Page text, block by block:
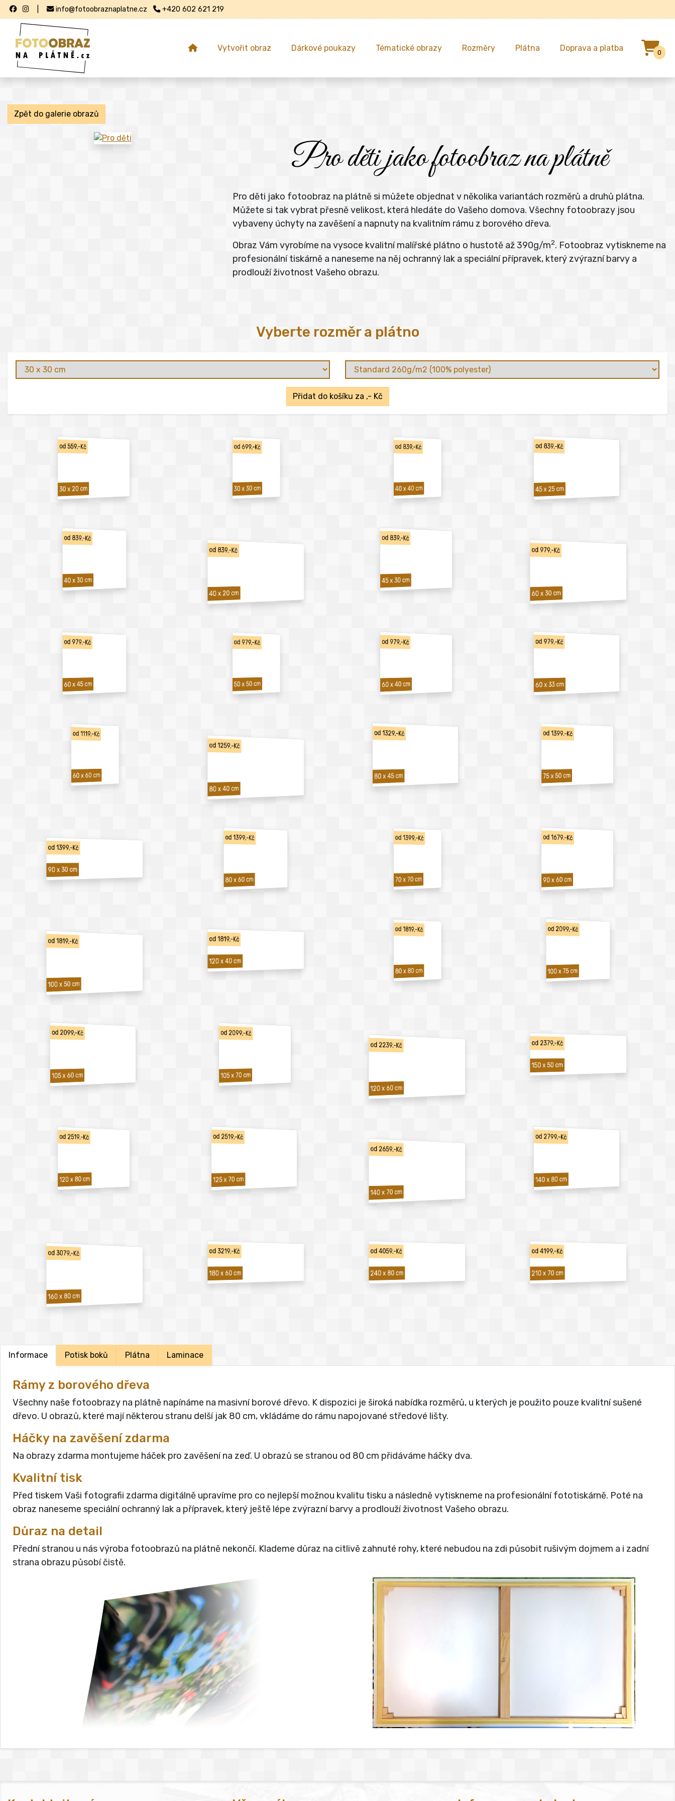
info@fotoobraznaplatne.cz +420 602 621 219
Vytvořit obraz Dárkové poukazy Tématické obrazy Rozměry Plátna Doprava a platba 0
Zpět do galerie obrazů
Pro děti jako fotoobraz na plátně
Pro děti jako fotoobraz na plátně si můžete objednat v několika variantách rozměrů a druhů plátna.
Můžete si tak vybrat přesně velikost, která hledáte do Vašeho domova. Všechny fotoobrazy jsou
vybaveny úchyty na zavěšení a napnuty na kvalitním rámu z borového dřeva.
Obraz Vám vyrobíme na vysoce kvalitní malířské plátno o hustotě až 390g/m2. Fotoobraz vytiskneme na
profesionální tiskárně a naneseme na něj ochranný lak a speciální přípravek, který zvýrazní barvy a
prodlouží životnost Vašeho obrazu.
Vyberte rozměr a plátno
Přidat do košíku za ,- Kč
od 559,-Kč
30 x 20 cm
od 699,-Kč
30 x 30 cm
od 839,-Kč
40 x 40 cm
od 839,-Kč
45 x 25 cm
od 839,-Kč
40 x 30 cm
od 839,-Kč
40 x 20 cm
od 839,-Kč
45 x 30 cm
od 979,-Kč
60 x 30 cm
od 979,-Kč
60 x 45 cm
od 979,-Kč
50 x 50 cm
od 979,-Kč
60 x 40 cm
od 979,-Kč
60 x 33 cm
od 1119,-Kč
60 x 60 cm
od 1259,-Kč
80 x 40 cm
od 1329,-Kč
80 x 45 cm
od 1399,-Kč
75 x 50 cm
od 1399,-Kč
90 x 30 cm
od 1399,-Kč
80 x 60 cm
od 1399,-Kč
70 x 70 cm
od 1679,-Kč
90 x 60 cm
od 1819,-Kč
100 x 50 cm
od 1819,-Kč
120 x 40 cm
od 1819,-Kč
80 x 80 cm
od 2099,-Kč
100 x 75 cm
od 2099,-Kč
105 x 60 cm
od 2099,-Kč
105 x 70 cm
od 2239,-Kč
120 x 60 cm
od 2379,-Kč
150 x 50 cm
od 2519,-Kč
120 x 80 cm
od 2519,-Kč
125 x 70 cm
od 2659,-Kč
140 x 70 cm
od 2799,-Kč
140 x 80 cm
od 3079,-Kč
160 x 80 cm
od 3219,-Kč
180 x 60 cm
od 4059,-Kč
240 x 80 cm
od 4199,-Kč
210 x 70 cm
Informace Potisk boků Plátna Laminace
Rámy z borového dřeva
Všechny naše fotoobrazy na plátně napínáme na masivní borové dřevo. K dispozici je široká nabídka rozměrů, u kterých je použito pouze kvalitní sušené
dřevo. U obrazů, které mají některou stranu delší jak 80 cm, vkládáme do rámu napojované středové lišty.
Háčky na zavěšení zdarma
Na obrazy zdarma montujeme háček pro zavěšení na zeď. U obrazů se stranou od 80 cm přidáváme háčky dva.
Kvalitní tisk
Před tiskem Vaši fotografii zdarma digitálně upravíme pro co nejlepší možnou kvalitu tisku a následně vytiskneme na profesionální fototiskárně. Poté na
obraz naneseme speciální ochranný lak a přípravek, který ještě lépe zvýrazní barvy a prodlouží životnost Vašeho obrazu.
Důraz na detail
Přední stranou u nás výroba fotoobrazů na plátně nekončí. Klademe důraz na citlivě zahnuté rohy, které nebudou na zdi působit rušivým dojmem a i zadní
strana obrazu působí čistě.